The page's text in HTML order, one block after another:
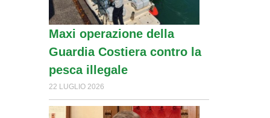
Maxi operazione della
Guardia Costiera contro la
pesca illegale
22 LUGLIO 2026